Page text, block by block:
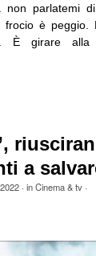
non parlatemi
è peggio.
È girare
a
· inCinema & tv·